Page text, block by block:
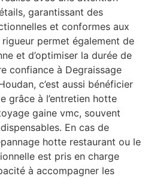
garantissant des
et conformes aux
permet également de
et d’optimiser la durée de
confiance à Degraissage
c’est aussi bénéficier
grâce à l’entretien hotte
gaine vmc, souvent
En cas de
hotte restaurant ou le
est pris en charge
à accompagner les